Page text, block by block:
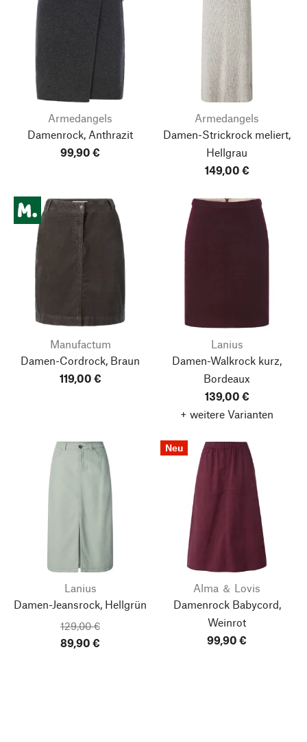
Armedangels
Damenrock, Anthrazit
99,90 €
Armedangels
Damen-Strickrock meliert,
Hellgrau
149,00 €
Manufactum
Damen-Cordrock, Braun
119,00 €
Lanius
Damen-Walkrock kurz,
Bordeaux
139,00 €
+ weitere Varianten
Lanius
Damen-Jeansrock, Hellgrün
129,00 €
89,90 €
Neu
Alma ＆ Lovis
Damenrock Babycord,
Weinrot
99,90 €